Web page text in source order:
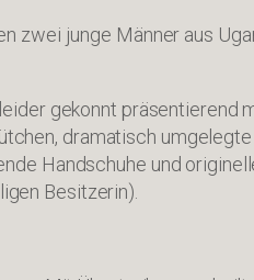
zwei junge Männer aus
gekonnt präsentierend
dramatisch
Handschuhe und
Besitzerin).